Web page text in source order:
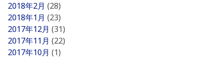
2018年2月 (28)
2018年1月 (23)
2017年12月 (31)
2017年11月 (22)
2017年10月 (1)